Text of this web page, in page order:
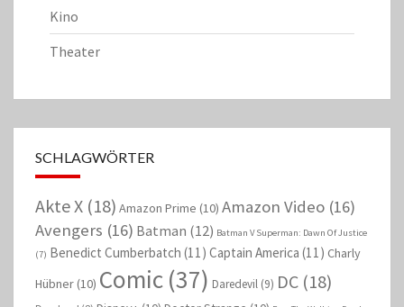
Kino
Theater
SCHLAGWÖRTER
Akte X (18) Amazon Prime (10) Amazon Video (16)
Avengers (16) Batman (12) Batman V Superman: Dawn Of Justice
(7) Benedict Cumberbatch (11) Captain America (11) Charly
Hübner (10) Comic (37) Daredevil (9) DC (18)